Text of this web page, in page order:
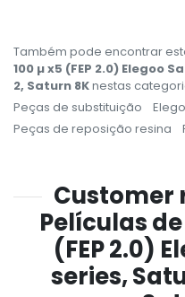
Também pode encontrar
100 µ x5 (FEP 2.0) Elegoo
2, Saturn 8Knestas
Peças de substituição
Peças de reposição resina
Customer
Películas de
(FEP 2.0)
series,